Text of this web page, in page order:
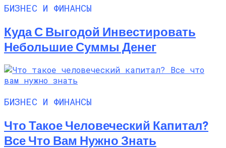
БИЗНЕС И ФИНАНСЫ
Куда С Выгодой Инвестировать
Небольшие Суммы Денег
БИЗНЕС И ФИНАНСЫ
Что Такое Человеческий Капитал?
Все Что Вам Нужно Знать